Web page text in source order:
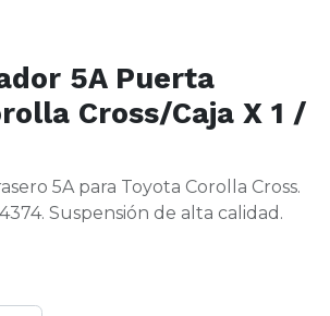
5A Puerta
Cross/Caja X 1 /
5A para Toyota Corolla Cross.
Suspensión de alta calidad.